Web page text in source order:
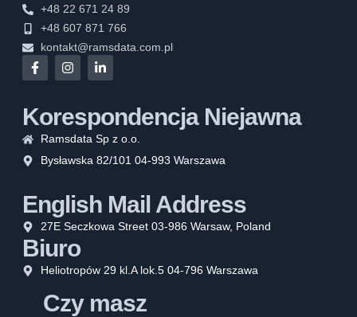
+48 22 671 24 89
+48 607 871 766
kontakt@ramsdata.com.pl
Korespondencja Niejawna
Ramsdata Sp z o.o.
Bysławska 82/101 04-993 Warszawa
English Mail Address
27E Seczkowa Street 03-986 Warsaw, Poland
Biuro
Heliotropów 29 kl.A lok.5 04-796 Warszawa
Czy masz